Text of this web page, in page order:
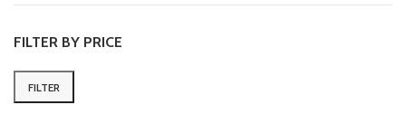
FILTER BY PRICE
Min
Max
FILTER